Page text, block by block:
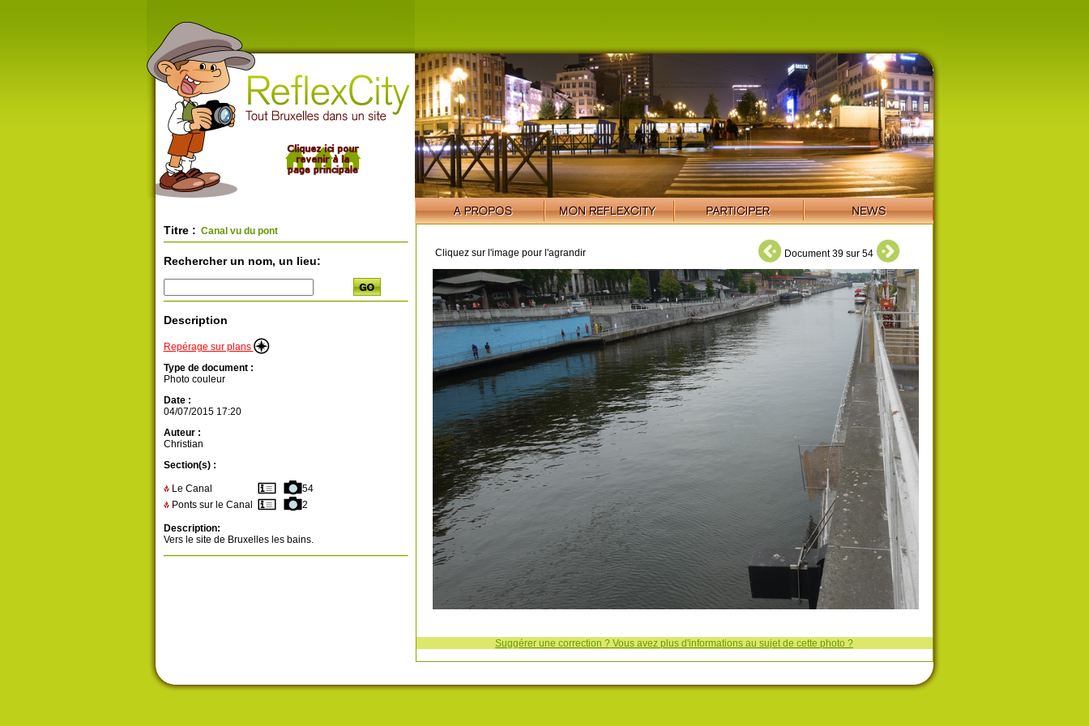
Titre : Canal vu du pont
Rechercher un nom, un lieu:
Description
Repérage sur plans
Type de document :
Photo couleur
Date :
04/07/2015 17:20
Auteur :
Christian
Section(s) :
Le Canal
54
Ponts sur le Canal
2
Description:
Vers le site de Bruxelles les bains.
Cliquez sur l'image pour l'agrandir Document 39 sur 54
Suggérer une correction ? Vous avez plus d'informations au sujet de cette photo ?